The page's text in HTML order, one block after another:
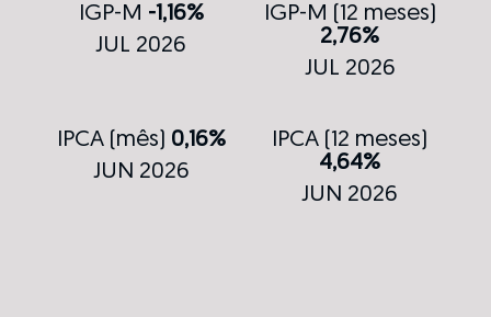
IGP-M -1,16%
JUL 2026
IGP-M (12 meses)
2,76%
JUL 2026
IPCA (mês) 0,16%
JUN 2026
IPCA (12 meses)
4,64%
JUN 2026